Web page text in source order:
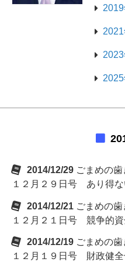
2014/12/29 ごまめの
１２月２９日号 あり得
2014/12/21 ごまめの
１２月２１日号 競争的
2014/12/19 ごまめの
１２月１９日号 財政健